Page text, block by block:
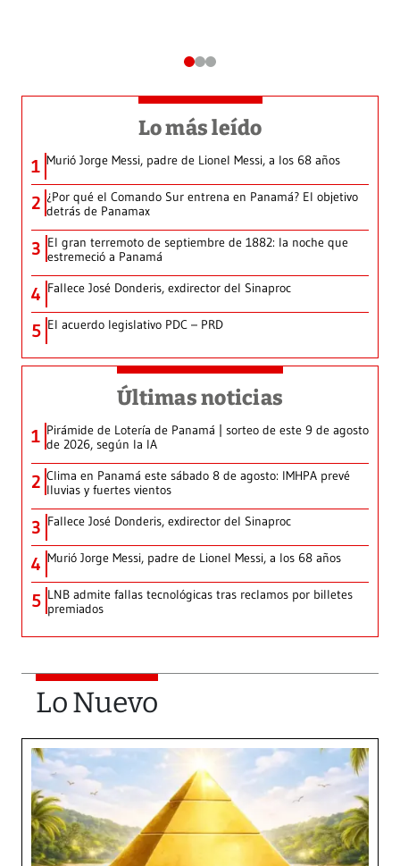
Lo más leído
1 Murió Jorge Messi, padre de Lionel Messi, a los 68 años
2 ¿Por qué el Comando Sur entrena en Panamá? El objetivo
detrás de Panamax
3 El gran terremoto de septiembre de 1882: la noche que
estremeció a Panamá
4 Fallece José Donderis, exdirector del Sinaproc
5 El acuerdo legislativo PDC – PRD
Últimas noticias
1 Pirámide de Lotería de Panamá | sorteo de este 9 de agosto
de 2026, según la IA
2 Clima en Panamá este sábado 8 de agosto: IMHPA prevé
lluvias y fuertes vientos
3 Fallece José Donderis, exdirector del Sinaproc
4 Murió Jorge Messi, padre de Lionel Messi, a los 68 años
5 LNB admite fallas tecnológicas tras reclamos por billetes
premiados
Lo Nuevo